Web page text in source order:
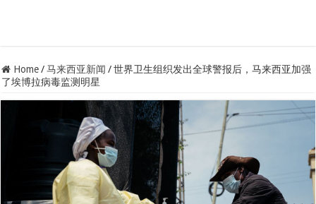
Home / 马来西亚新闻 / 世界卫生组织发出全球警报后，马来西亚加强
了埃博拉病毒监测明星